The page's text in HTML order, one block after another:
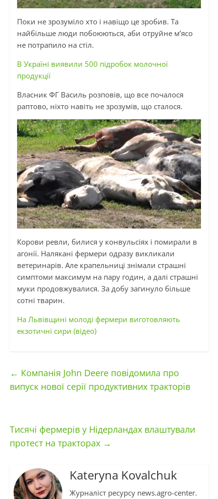
Поки не зрозуміло хто і навіщо це зробив. Та
найбільше люди побоюються, аби отруйне м’ясо
не потрапило на стіл.
В Україні виявили 500 підробок молочної
продукції
Власник ФГ Василь розповів, що все почалося
раптово, ніхто навіть не зрозумів, що сталося.
Корови ревли, билися у конвульсіях і помирали в
агонії. Налякані фермери одразу викликали
ветеринарів. Але крапельниці знімали страшні
симптоми максимум на пару годин, а далі страшні
муки продовжувалися. За добу загинуло більше
сотні тварин.
На Львівщині молоді фермери виготовляють
екзотичні сири (відео)
← Компанія John Deere повідомила про
випуск нової серії продуктивних тракторів
Тисячі фермерів у Нідерландах влаштували
протест на тракторах →
Kateryna Kovalchuk
Журналіст ресурсу news.agro-center.